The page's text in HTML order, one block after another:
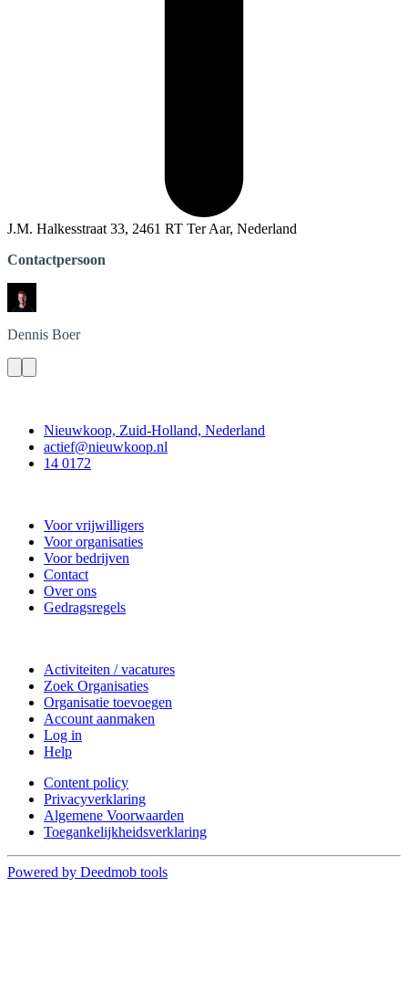
J.M. Halkesstraat 33, 2461 RT Ter Aar, Nederland
Contactpersoon
Dennis Boer
Nieuwkoop, Zuid-Holland, Nederland
actief@nieuwkoop.nl
14 0172
Voor vrijwilligers
Voor organisaties
Voor bedrijven
Contact
Over ons
Gedragsregels
Activiteiten / vacatures
Zoek Organisaties
Organisatie toevoegen
Account aanmaken
Log in
Help
Content policy
Privacyverklaring
Algemene Voorwaarden
Toegankelijkheidsverklaring
Powered by Deedmob tools